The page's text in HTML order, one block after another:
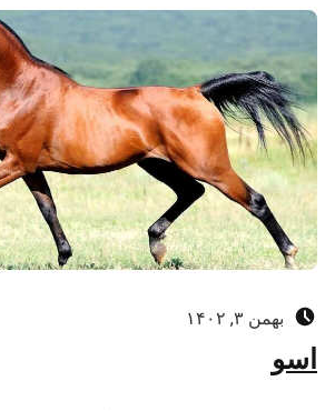
ارسال‌شده در:
بهمن ۳, ۱۴۰۲
اسو